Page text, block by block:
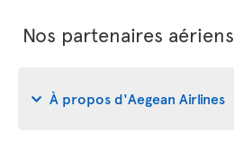
Nos partenaires aériens
À propos d'Aegean Airlines